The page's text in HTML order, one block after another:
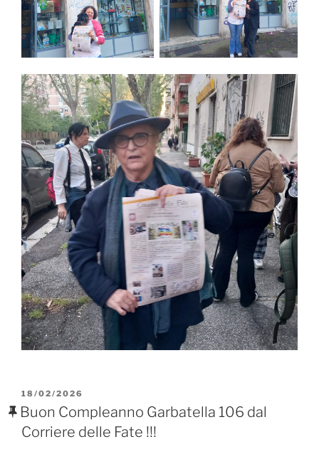
PUBBLICATO
IL
18/02/2026
Buon Compleanno Garbatella 106 dal
Corriere delle Fate !!!